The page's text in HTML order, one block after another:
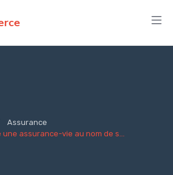
Assurance
assurance-vie au nom de s...